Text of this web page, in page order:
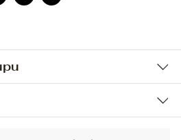
údajů